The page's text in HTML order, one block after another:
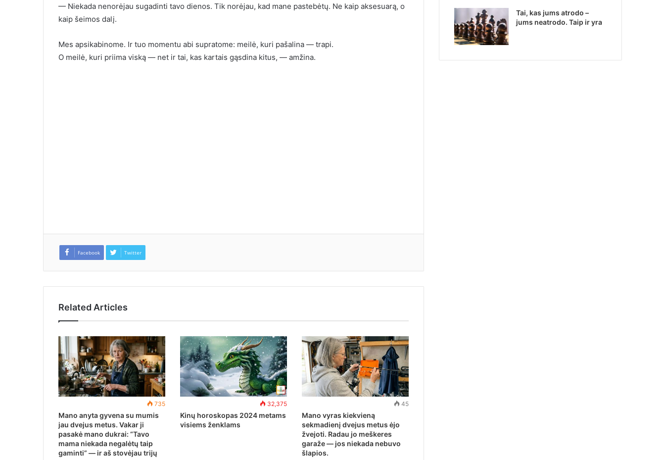
— Niekada nenorėjau sugadinti tavo dienos. Tik norėjau, kad mane pastebėtų. Ne kaip aksesuarą, o
kaip šeimos dalį.
Mes apsikabinome. Ir tuo momentu abi supratome: meilė, kuri pašalina — trapi.
O meilė, kuri priima viską — net ir tai, kas kartais gąsdina kitus, — amžina.
Facebook Twitter
Related Articles
735
Mano anyta gyvena su mumis
jau dvejus metus. Vakar ji
pasakė mano dukrai: “Tavo
mama niekada negalėtų taip
gaminti” — ir aš stovėjau trijų
32,375
Kinų horoskopas 2024 metams
visiems ženklams
45
Mano vyras kiekvieną
sekmadienį dvejus metus ėjo
žvejoti. Radau jo meškeres
garaže — jos niekada nebuvo
šlapios.
Tai, kas jums atrodo –
jums neatrodo. Taip ir yra